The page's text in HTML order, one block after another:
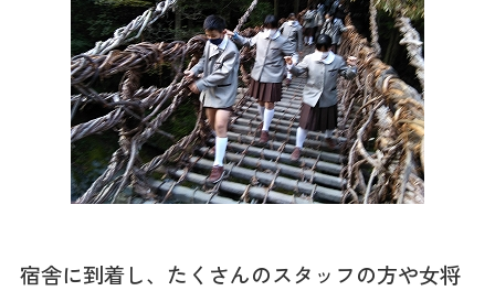
宿舎に到着し、たくさんのスタッフの方や女将